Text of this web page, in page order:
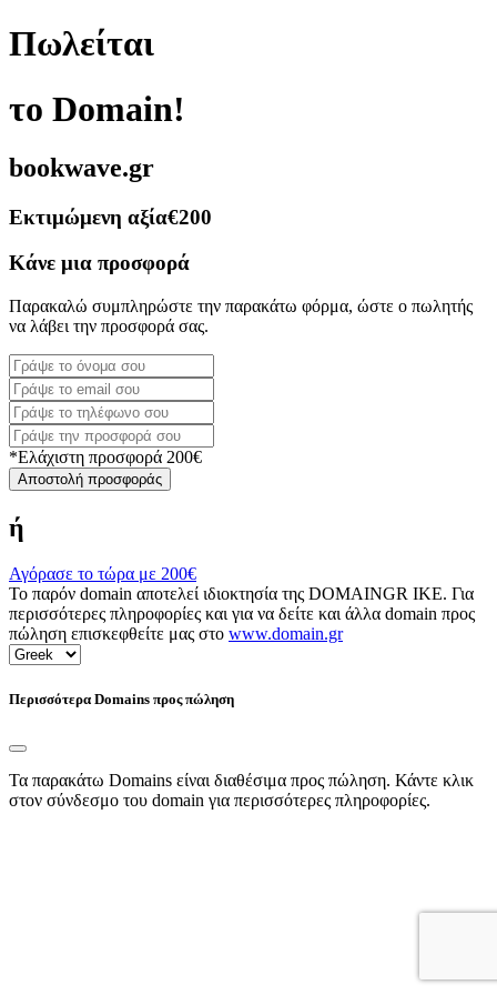
Πωλείται
το Domain!
bookwave.gr
Εκτιμώμενη αξία€200
Κάνε μια προσφορά
Παρακαλώ συμπληρώστε την παρακάτω φόρμα, ώστε ο πωλητής
να λάβει την προσφορά σας.
*Ελάχιστη προσφορά 200€
Αποστολή προσφοράς
ή
Αγόρασε το τώρα με 200€
Το παρόν domain αποτελεί ιδιοκτησία της DOMAINGR ΙΚΕ. Για
περισσότερες πληροφορίες και για να δείτε και άλλα domain προς
πώληση επισκεφθείτε μας στο www.domain.gr
Περισσότερα Domains προς πώληση
Τα παρακάτω Domains είναι διαθέσιμα προς πώληση. Κάντε κλικ
στον σύνδεσμο του domain για περισσότερες πληροφορίες.